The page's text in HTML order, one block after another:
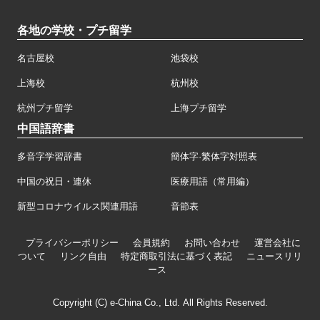
各地の学校・プチ留学
名古屋校 池袋校
上海校 杭州校
杭州プチ留学 上海プチ留学
中国語辞書
多音字学習辞書 簡体字·繁体字対照表
中国の祝日・連休 医療用語（常用編）
新型コロナウイルス関連用語 音節表
プライバシーポリシー 会員規約 お問い合わせ
運営会社に
ついて
リンク自由 特定商取引法に基づく表記
ニュースリリ
ース
Copyright (C) e-China Co., Ltd. All Rights Reserved.